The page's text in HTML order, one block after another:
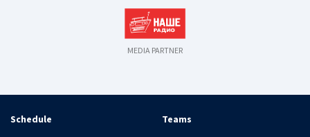
MEDIA PARTNER
Schedule Teams